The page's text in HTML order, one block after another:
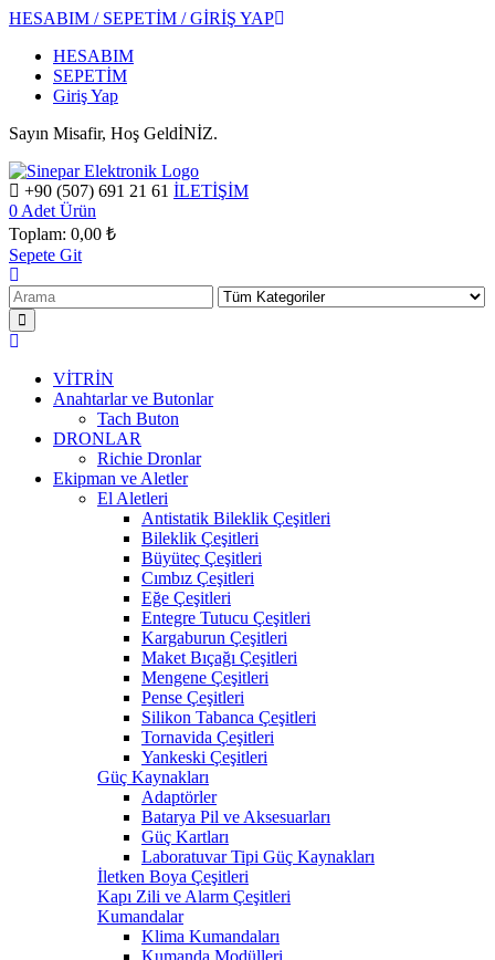
HESABIM / SEPETİM / GİRİŞ YAP
HESABIM
SEPETİM
Giriş Yap
Sayın Misafir, Hoş GeldİNİZ.
+90 (507) 691 21 61 İLETİŞİM
0 Adet Ürün
Toplam: 0,00 ₺
Sepete Git
VİTRİN
Anahtarlar ve Butonlar
Tach Buton
DRONLAR
Richie Dronlar
Ekipman ve Aletler
El Aletleri
Antistatik Bileklik Çeşitleri
Bileklik Çeşitleri
Büyüteç Çeşitleri
Cımbız Çeşitleri
Eğe Çeşitleri
Entegre Tutucu Çeşitleri
Kargaburun Çeşitleri
Maket Bıçağı Çeşitleri
Mengene Çeşitleri
Pense Çeşitleri
Silikon Tabanca Çeşitleri
Tornavida Çeşitleri
Yankeski Çeşitleri
Güç Kaynakları
Adaptörler
Batarya Pil ve Aksesuarları
Güç Kartları
Laboratuvar Tipi Güç Kaynakları
İletken Boya Çeşitleri
Kapı Zili ve Alarm Çeşitleri
Kumandalar
Klima Kumandaları
Kumanda Modülleri